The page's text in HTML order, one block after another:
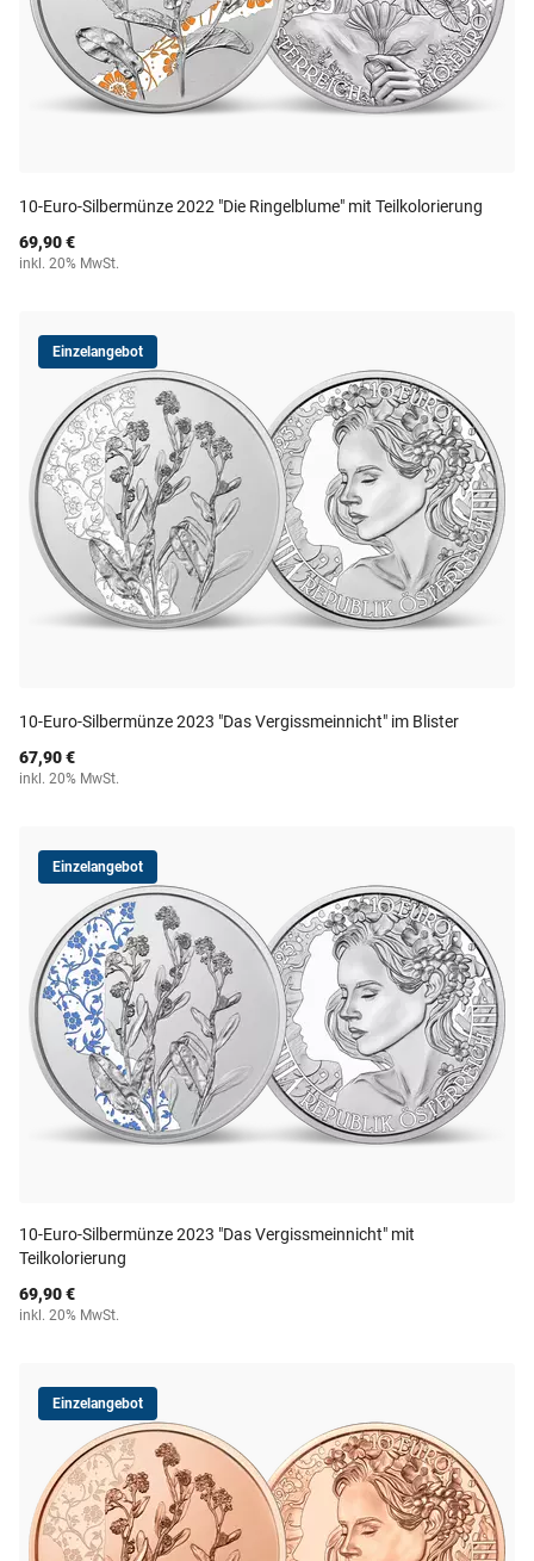
10-Euro-Silbermünze 2022 "Die Ringelblume" mit Teilkolorierung
69,90 €
inkl. 20% MwSt.
Einzelangebot
10-Euro-Silbermünze 2023 "Das Vergissmeinnicht" im Blister
67,90 €
inkl. 20% MwSt.
Einzelangebot
10-Euro-Silbermünze 2023 "Das Vergissmeinnicht" mit
Teilkolorierung
69,90 €
inkl. 20% MwSt.
Einzelangebot